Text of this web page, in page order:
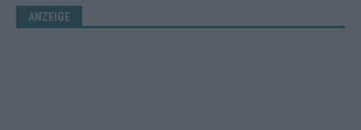
ANZEIGE